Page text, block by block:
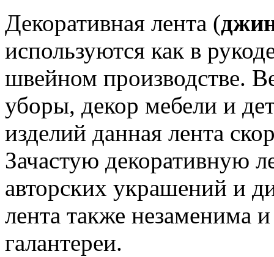
Декоративная лента (
используются как в
швейном производстве.
уборы, декор мебели и
изделий данная лента
Зачастую декоративную
авторских украшений и
лента также незаменима
галантереи.